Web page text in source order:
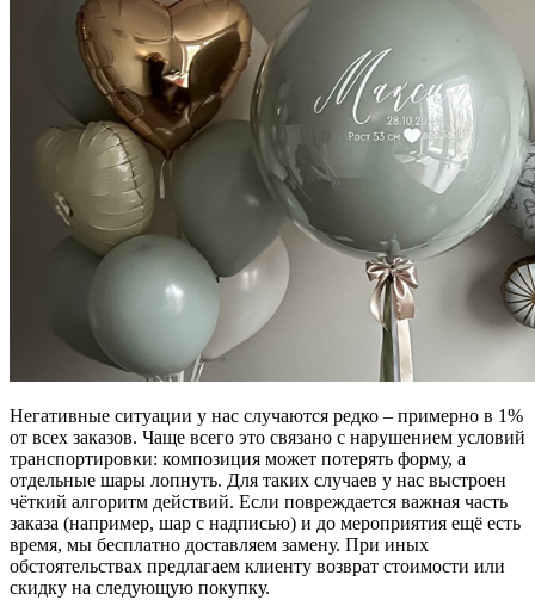
Негативные ситуации у нас случаются редко – примерно в 1%
от всех заказов. Чаще всего это связано с нарушением условий
транспортировки: композиция может потерять форму, а
отдельные шары лопнуть. Для таких случаев у нас выстроен
чёткий алгоритм действий. Если повреждается важная часть
заказа (например, шар с надписью) и до мероприятия ещё есть
время, мы бесплатно доставляем замену. При иных
обстоятельствах предлагаем клиенту возврат стоимости или
скидку на следующую покупку.